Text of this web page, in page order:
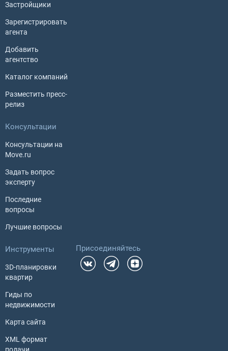
Застройщики
Зарегистрировать
агента
Добавить
агентство
Каталог компаний
Разместить пресс-
релиз
Консультации
Консультации на
Move.ru
Задать вопрос
эксперту
Последние
вопросы
Лучшие вопросы
Инструменты
3D-планировки
квартир
Гиды по
недвижимости
Карта сайта
XML формат
Присоединяйтесь